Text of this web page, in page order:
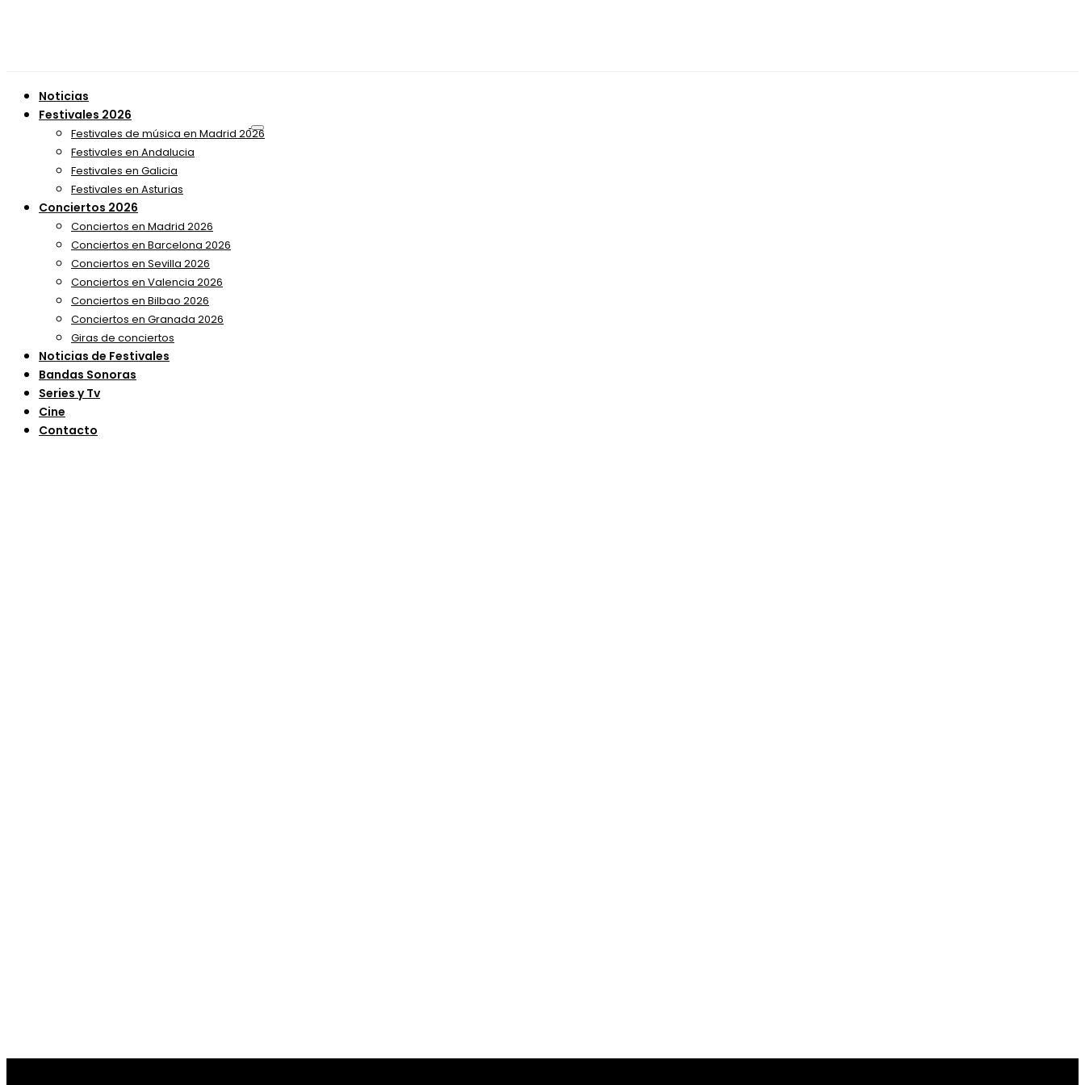
Noticias
Festivales 2026
Festivales de música en Madrid 2026
Festivales en Andalucia
Festivales en Galicia
Festivales en Asturias
Conciertos 2026
Conciertos en Madrid 2026
Conciertos en Barcelona 2026
Conciertos en Sevilla 2026
Conciertos en Valencia 2026
Conciertos en Bilbao 2026
Conciertos en Granada 2026
Giras de conciertos
Noticias de Festivales
Bandas Sonoras
Series y Tv
Cine
Contacto